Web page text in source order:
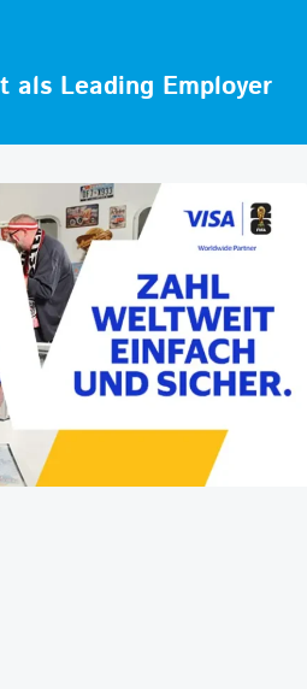
als Leading Employer